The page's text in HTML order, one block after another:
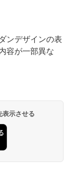
ンデザインの表
容が一部異な
表示させる